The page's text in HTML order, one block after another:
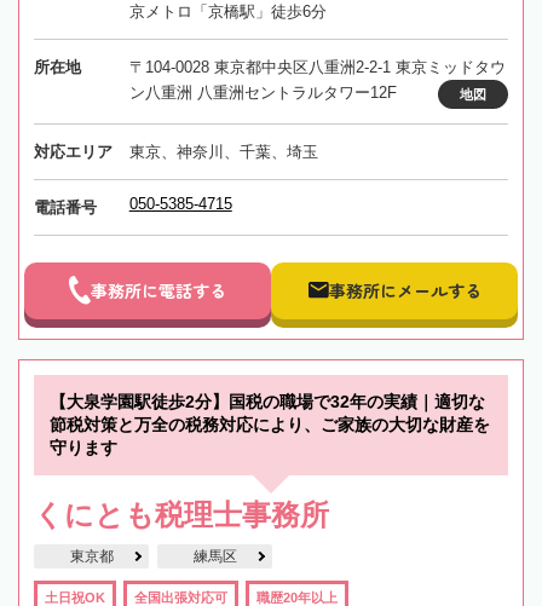
京メトロ「京橋駅」徒歩6分
所在地
〒104-0028 東京都中央区八重洲2-2-1 東京ミッドタウ
ン八重洲 八重洲セントラルタワー12F
地図
対応エリア 東京、神奈川、千葉、埼玉
電話番号 050-5385-4715
事務所に電話する 事務所にメールする
【大泉学園駅徒歩2分】国税の職場で32年の実績｜適切な
節税対策と万全の税務対応により、ご家族の大切な財産を
守ります
くにとも税理士事務所
東京都 練馬区
土日祝OK 全国出張対応可 職歴20年以上